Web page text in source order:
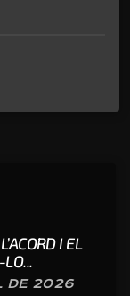
I EL
DE 2026